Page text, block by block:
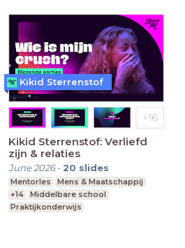
Kikid Sterrenstof: Verliefd
zijn & relaties
June 2026- 20 slides
Mentorles
Mens & Maatschappij
+14
Middelbare school
Praktijkonderwijs
Kikid Sterrenstof